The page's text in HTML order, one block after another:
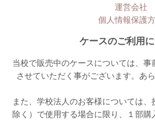
運営会社
個人情報保護
ケースのご利用
当校で販売中のケースについては、
させていただく事がございます。あ
また、学校法人のお客様については
除く）で使用する場合に限り、１部